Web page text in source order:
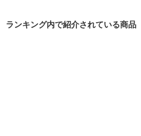
ランキング内で紹介されている商品